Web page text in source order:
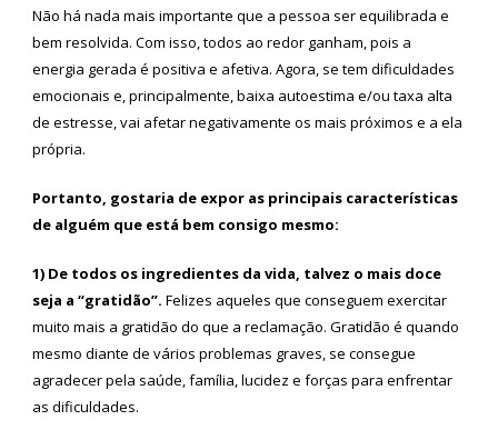
Não há nada mais importante que a pessoa ser equilibrada e
bem resolvida. Com isso, todos ao redor ganham, pois a
energia gerada é positiva e afetiva. Agora, se tem dificuldades
emocionais e, principalmente, baixa autoestima e/ou taxa alta
de estresse, vai afetar negativamente os mais próximos e a ela
própria.
Portanto, gostaria de expor as principais características
de alguém que está bem consigo mesmo:
1) De todos os ingredientes da vida, talvez o mais doce
seja a “gratidão”. Felizes aqueles que conseguem exercitar
muito mais a gratidão do que a reclamação. Gratidão é quando
mesmo diante de vários problemas graves, se consegue
agradecer pela saúde, família, lucidez e forças para enfrentar
as dificuldades.